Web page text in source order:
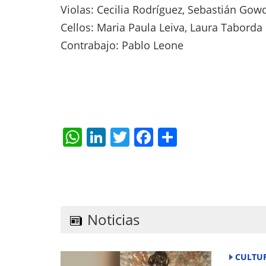
Violas: Cecilia Rodríguez, Sebastián
Cellos: Maria Paula Leiva, Laura Taborda
Contrabajo: Pablo Leone
W
h
A
p
p
Li
n
dI
n
T
w
F
a
o
Noticias